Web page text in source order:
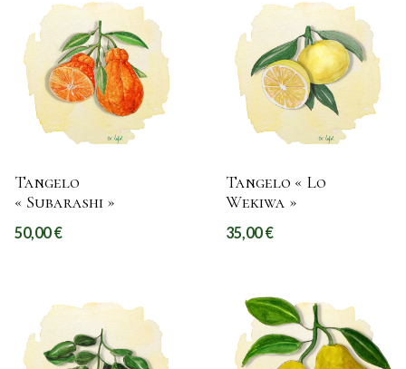
Tangelo
« Subarashi »
50,00€
Tangelo « Lo
Wekiwa »
35,00€